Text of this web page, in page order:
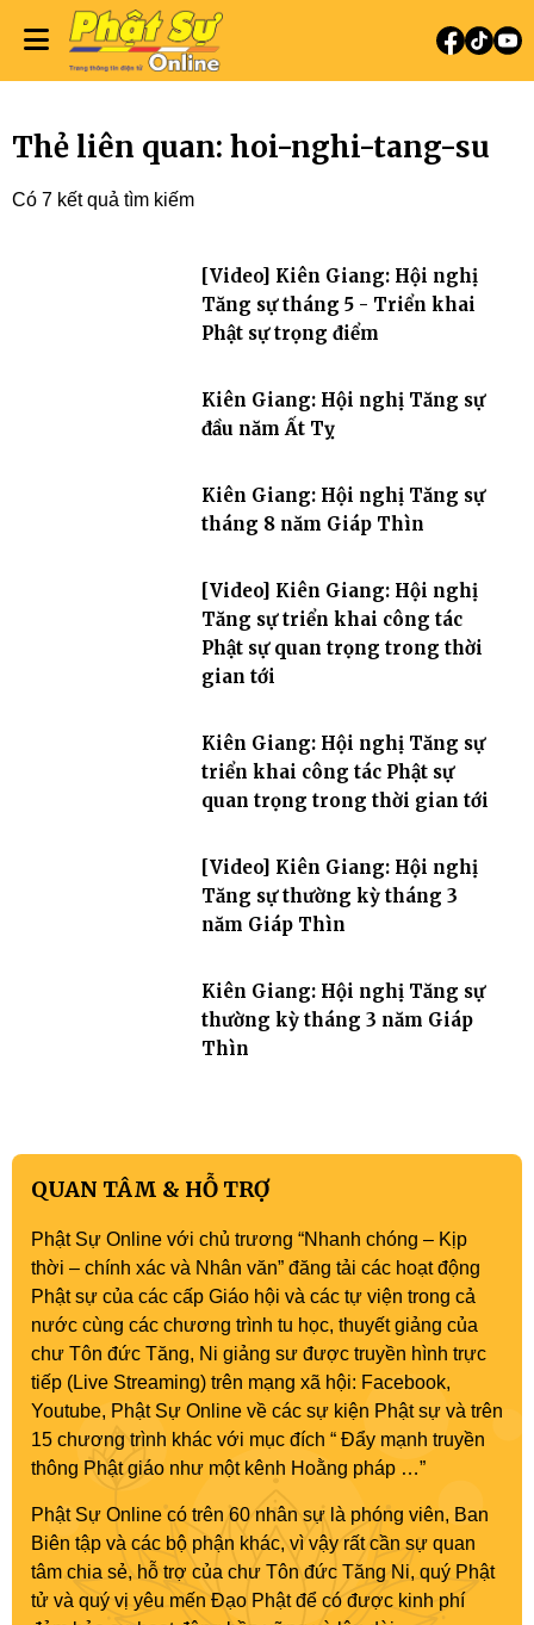
Thẻ liên quan: hoi-nghi-tang-su
Có 7 kết quả tìm kiếm
[Video] Kiên Giang: Hội nghị
Tăng sự tháng 5 - Triển khai
Phật sự trọng điểm
Kiên Giang: Hội nghị Tăng sự
đầu năm Ất Tỵ
Kiên Giang: Hội nghị Tăng sự
tháng 8 năm Giáp Thìn
[Video] Kiên Giang: Hội nghị
Tăng sự triển khai công tác
Phật sự quan trọng trong thời
gian tới
Kiên Giang: Hội nghị Tăng sự
triển khai công tác Phật sự
quan trọng trong thời gian tới
[Video] Kiên Giang: Hội nghị
Tăng sự thường kỳ tháng 3
năm Giáp Thìn
Kiên Giang: Hội nghị Tăng sự
thường kỳ tháng 3 năm Giáp
Thìn
QUAN TÂM & HỖ TRỢ
Phật Sự Online với chủ trương “Nhanh chóng – Kịp
thời – chính xác và Nhân văn” đăng tải các hoạt động
Phật sự của các cấp Giáo hội và các tự viện trong cả
nước cùng các chương trình tu học, thuyết giảng của
chư Tôn đức Tăng, Ni giảng sư được truyền hình trực
tiếp (Live Streaming) trên mạng xã hội: Facebook,
Youtube, Phật Sự Online về các sự kiện Phật sự và trên
15 chương trình khác với mục đích “ Đẩy mạnh truyền
thông Phật giáo như một kênh Hoằng pháp …”
Phật Sự Online có trên 60 nhân sự là phóng viên, Ban
Biên tập và các bộ phận khác, vì vậy rất cần sự quan
tâm chia sẻ, hỗ trợ của chư Tôn đức Tăng Ni, quý Phật
tử và quý vị yêu mến Đạo Phật để có được kinh phí